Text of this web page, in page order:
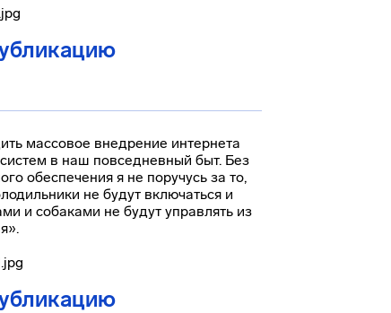
массовое внедрение интернета
в наш повседневный быт. Без
обеспечения я не поручусь за то,
не будут включаться и
и собаками не будут управлять из